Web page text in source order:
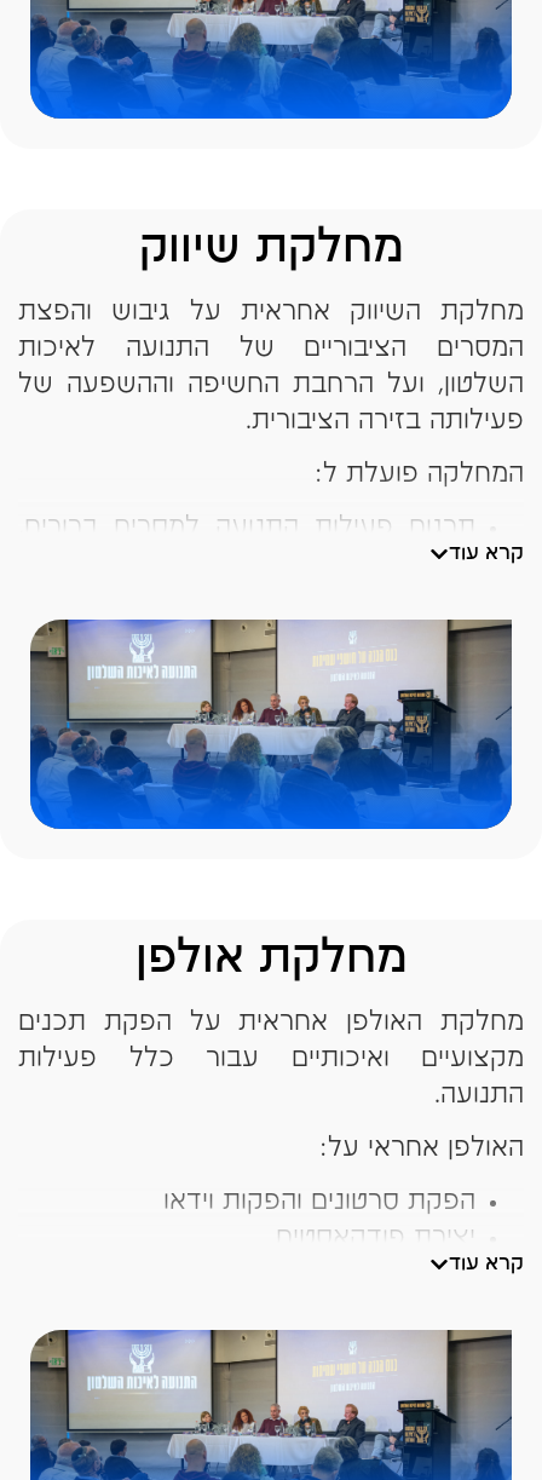
ייזום ראיונות והופעות תקשורתיות
תגובה לאירועים אקטואליים
קשר שוטף עם כתבים ועיתונאים
עבודה מול עיתונות זרה וארגונים
המחלקה מהווה גשר בין פעילות התנועה לבין
השיח הציבורי בישראל ובעולם.
מחלקת שיווק
מחלקת השיווק אחראית על גיבוש והפצת
המסרים הציבוריים של התנועה לאיכות
השלטון, ועל הרחבת החשיפה וההשפעה של
פעילותה בזירה הציבורית.
המחלקה פועלת ל:
תרגום פעילות התנועה למסרים ברורים,
נגישים ובעלי משמעות ציבורית
היקף
חיזוק נוכחות ומיצוב מותג התנועה
בפלטפורמות מגוונות
יצירת חיבור לקהלים חדשים והעמקת
מעורבות אזרחית
הפעילות השיווקית מאפשרת להרחיב את
קרא עוד
מחלקת אולפן
מחלקת האולפן אחראית על הפקת תכנים
מקצועיים ואיכותיים עבור כלל פעילות
התנועה.
האולפן אחראי על:
הפקת סרטונים והפקות וידאו
יצירת פודקאסטים
שידורים חיים
האולפן מאפשר להנגיש נושאים משפטיים
וציבוריים מורכבים בצורה ויזואלית נגישה
וברורה, ומשמש גם כפלטפורמת תוכן לכלל
אגפי התנועה.
קרא עוד